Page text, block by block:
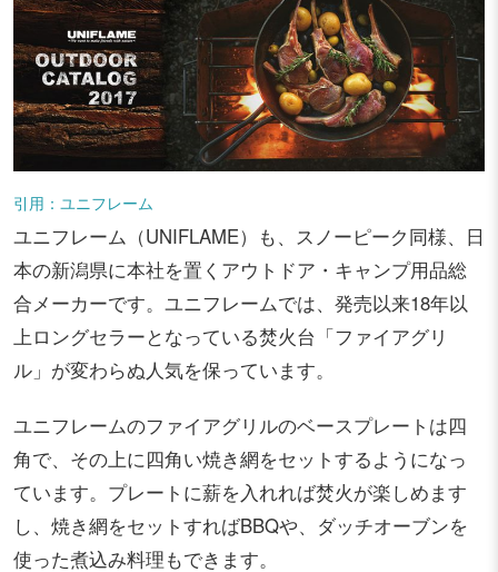
引用：ユニフレーム
ユニフレーム（UNIFLAME）も、スノーピーク同様、日
本の新潟県に本社を置くアウトドア・キャンプ用品総
合メーカーです。ユニフレームでは、発売以来18年以
上ロングセラーとなっている焚火台「ファイアグリ
ル」が変わらぬ人気を保っています。
ユニフレームのファイアグリルのベースプレートは四
角で、その上に四角い焼き網をセットするようになっ
ています。プレートに薪を入れれば焚火が楽しめます
し、焼き網をセットすればBBQや、ダッチオーブンを
使った煮込み料理もできます。